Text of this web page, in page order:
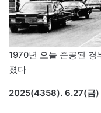
1970년 오늘 준공된 경
졌다
2025(4358). 6.27(금)